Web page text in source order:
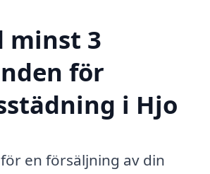
minst 3
för
i Hjo
en försäljning av din